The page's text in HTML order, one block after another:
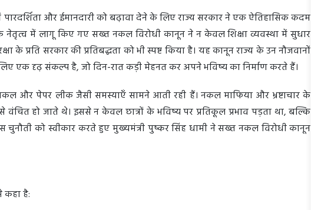
पारदर्शिता और ईमानदारी को बढ़ावा देने के लिए राज्य सरकार ने एक ऐतिहासिक कदम
नेतृत्व में लागू किए गए सख्त नकल विरोधी कानून ने न केवल शिक्षा व्यवस्था में सुधार
प्रति सरकार की प्रतिबद्धता को भी स्पष्ट किया है। यह कानून राज्य के उन नौजवानों
एक दृढ़ संकल्प है, जो दिन-रात कड़ी मेहनत कर अपने भविष्य का निर्माण करते हैं।
और पेपर लीक जैसी समस्याएँ सामने आती रही हैं। नकल माफिया और भ्रष्टाचार के
हो जाते थे। इससे न केवल छात्रों के भविष्य पर प्रतिकूल प्रभाव पड़ता था, बल्कि
चुनौती को स्वीकार करते हुए मुख्यमंत्री पुष्कर सिंह धामी ने सख्त नकल विरोधी कानून
कहा है: